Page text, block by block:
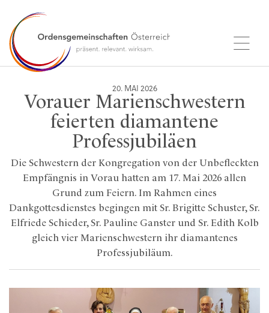
20. MAI 2026
Vorauer Marienschwestern
feierten diamantene
Professjubiläen
Die Schwestern der Kongregation von der Unbefleckten
Empfängnis in Vorau hatten am 17. Mai 2026 allen
Grund zum Feiern. Im Rahmen eines
Dankgottesdienstes begingen mit Sr. Brigitte Schuster, Sr.
Elfriede Schieder, Sr. Pauline Ganster und Sr. Edith Kolb
gleich vier Marienschwestern ihr diamantenes
Professjubiläum.